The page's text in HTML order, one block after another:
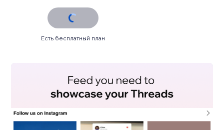
Есть бесплатный план